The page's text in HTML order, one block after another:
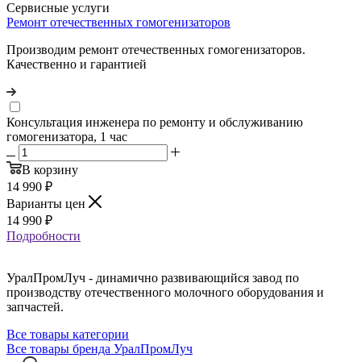
Сервисные услуги
Ремонт отечественных гомогенизаторов
Производим ремонт отечественных гомогенизаторов.
Качественно и гарантией
Консультация инженера по ремонту и обслуживанию
гомогенизатора, 1 час
В корзину
14 990 ₽
Варианты цен
14 990 ₽
Подробности
УралПромЛуч - динамично развивающийся завод по
производству отечественного молочного оборудования и
запчастей.
Все товары категории
Все товары бренда УралПромЛуч